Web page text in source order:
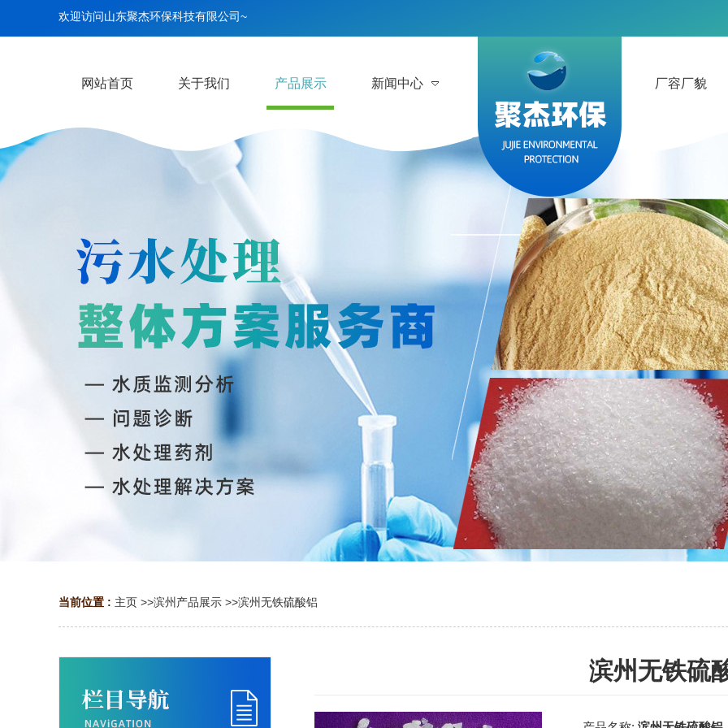
欢迎访问山东聚杰环保科技有限公司~
网站首页 关于我们 产品展示 新闻中心 厂容厂貌
当前位置 : 主页 >>滨州产品展示 >>滨州无铁硫酸铝
滨州无铁硫